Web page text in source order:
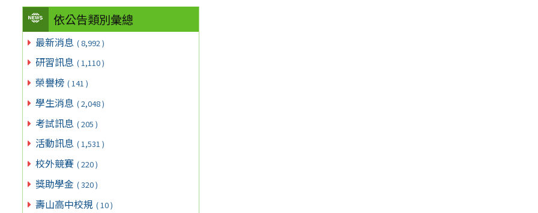
依公告類別彙總
最新消息 ( 8,992 )
研習訊息 ( 1,110 )
榮譽榜 ( 141 )
學生消息 ( 2,048 )
考試訊息 ( 205 )
活動訊息 ( 1,531 )
校外競賽 ( 220 )
獎助學金 ( 320 )
壽山高中校規 ( 10 )